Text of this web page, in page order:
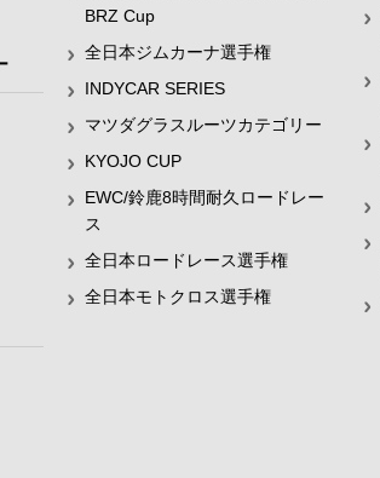
BRZ Cup
全日本ジムカーナ選手権
INDYCAR SERIES
マツダグラスルーツカテゴリー
KYOJO CUP
EWC/鈴鹿8時間耐久ロードレー
ス
全日本ロードレース選手権
全日本モトクロス選手権